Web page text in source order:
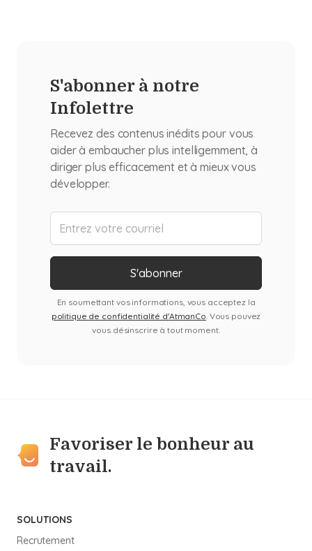
S'abonner à notre
Infolettre
Recevez des contenus inédits pour vous
aider à embaucher plus intelligemment, à
diriger plus efficacement et à mieux vous
développer.
En soumettant vos informations, vous acceptez la
politique de confidentialité d'AtmanCo . Vous pouvez
vous désinscrire à tout moment.
Favoriser le bonheur au
travail.
SOLUTIONS
Recrutement